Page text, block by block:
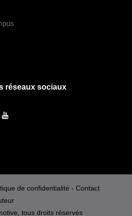
réseaux sociaux
de confidentialité - Contact
tous droits réservés